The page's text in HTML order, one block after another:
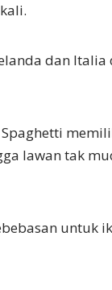
dan
lawan tak
untuk